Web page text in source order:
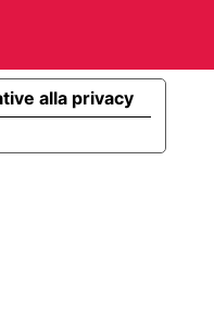
alla privacy